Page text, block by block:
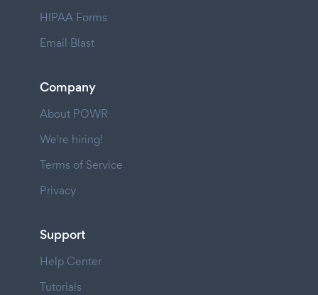
HIPAA Forms
Email Blast
Company
About POWR
We're hiring!
Terms of Service
Privacy
Support
Help Center
Tutorials